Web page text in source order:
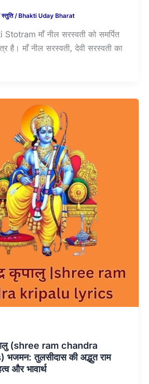
स्तुति/ Bhakti Uday Bharat
माँ नील सरस्वती को समर्पित
है। माँ नील सरस्वती, देवी सरस्वती का
(shree ram chandra
तुलसीदास की अद्भुत राम
और भावार्थ